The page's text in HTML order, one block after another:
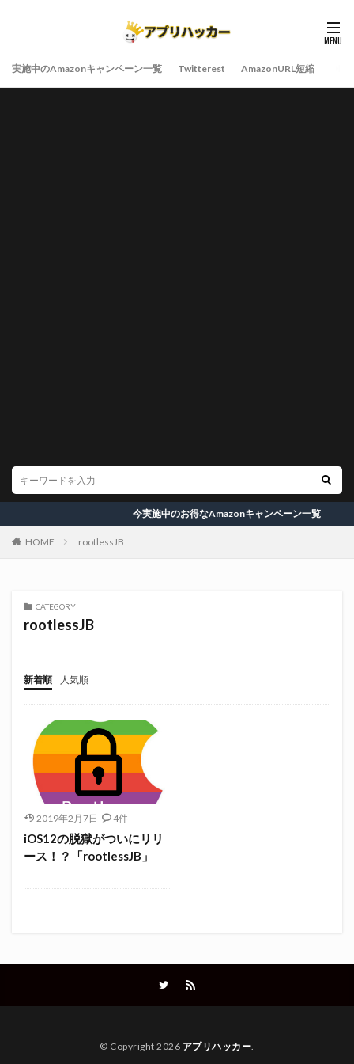
実施中のAmazonキャンペーン一覧 Twitterest AmazonURL短縮
今実施中のお得なAmazonキャンペーン一覧
HOME rootlessJB
CATEGORY
rootlessJB
新着順 人気順
2019年2月7日 4件
iOS12の脱獄がついにリリ
ース！？「rootlessJB」
© Copyright 2026 アプリハッカー